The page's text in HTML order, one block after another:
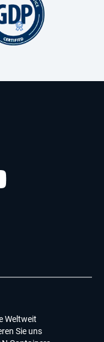
Weltweit
Sie uns